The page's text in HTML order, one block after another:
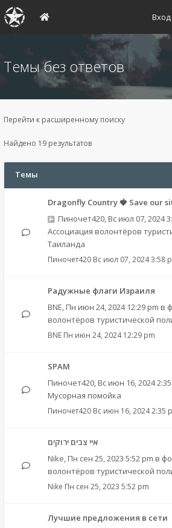
Вход
Темы без ответов
Перейти к расширенному поиску
Найдено 19 результатов
Темы
Dragonfly Country 🍓 Save our
Пиночет420, Вс июл 07, 2024
Ассоциация волонтёров
Таиланда
Пиночет420 Вс июл 07, 2024 3:58
Радужные флаги Израиля
BNE, Пн июн 24, 2024 12:29 pm в
волонтёров туристической
BNE Пн июн 24, 2024 12:29 pm
SPAM
Пиночет420, Вс июн 16, 2024
Мусорная помойка
Пиночет420 Вс июн 16, 2024 2:35
איי צבים ירוקים
Nike, Пн сен 25, 2023 5:52 pm в
волонтёров туристической
Nike Пн сен 25, 2023 5:52 pm
Лучшие предложения в сети